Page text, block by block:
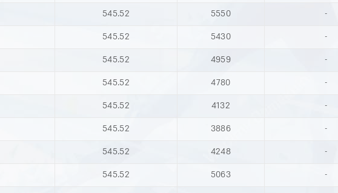
545.52 5550 -
545.52 5430 -
545.52 4959 -
545.52 4780 -
545.52 4132 -
545.52 3886 -
545.52 4248 -
545.52 5063 -